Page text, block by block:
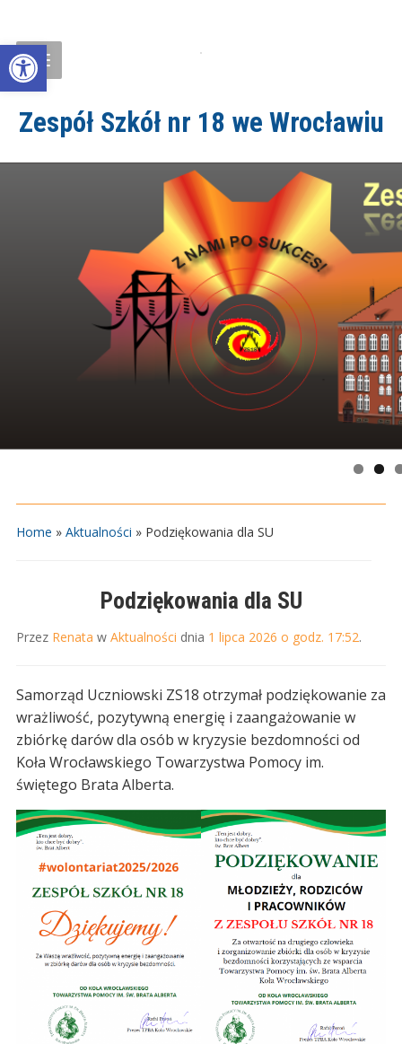
Open toolbar
Zespół Szkół nr 18 we Wrocławiu
Home » Aktualności » Podziękowania dla SU
Podziękowania dla SU
Przez Renata w Aktualności dnia 1 lipca 2026 o godz. 17:52.
Samorząd Uczniowski ZS18 otrzymał podziękowanie za
wrażliwość, pozytywną energię i zaangażowanie w
zbiórkę darów dla osób w kryzysie bezdomności od
Koła Wrocławskiego Towarzystwa Pomocy im.
świętego Brata Alberta.